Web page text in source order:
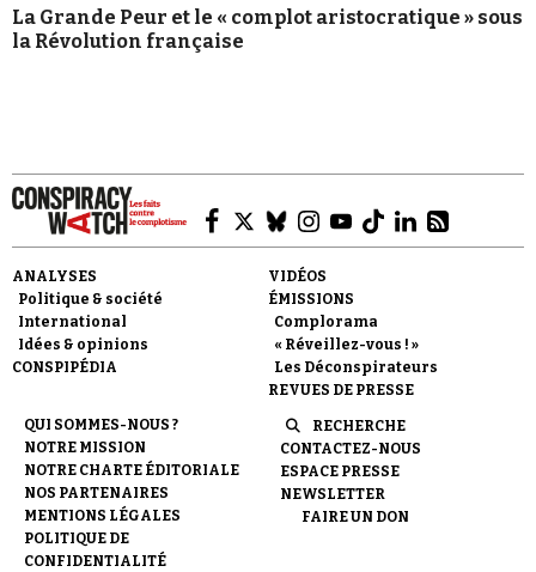
La Grande Peur et le « complot aristocratique » sous
la Révolution française
ANALYSES
Politique & société
International
Idées & opinions
CONSPIPÉDIA
VIDÉOS
ÉMISSIONS
Complorama
« Réveillez-vous ! »
Les Déconspirateurs
REVUES DE PRESSE
QUI SOMMES-NOUS ?
NOTRE MISSION
NOTRE CHARTE ÉDITORIALE
NOS PARTENAIRES
MENTIONS LÉGALES
POLITIQUE DE
CONFIDENTIALITÉ
RECHERCHE
CONTACTEZ-NOUS
ESPACE PRESSE
NEWSLETTER
FAIRE UN DON